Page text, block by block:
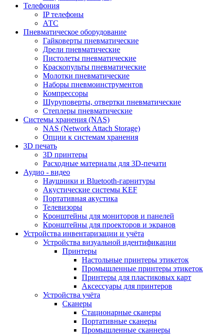
Телефония
IP телефоны
АТС
Пневматическое оборудование
Гайковерты пневматические
Дрели пневматические
Пистолеты пневматические
Краскопульты пневматические
Молотки пневматические
Наборы пневмоинструментов
Компрессоры
Шуруповерты, отвертки пневматические
Степлеры пневматические
Cистемы хранения (NAS)
NAS (Network Attach Storage)
Опции к системам хранения
3D печать
3D принтеры
Расходные материалы для 3D-печати
Аудио - видео
Наушники и Bluetooth-гарнитуры
Акустические системы KEF
Портативная акустика
Телевизоры
Кронштейны для мониторов и панелей
Кронштейны для проекторов и экранов
Устройства инвентаризации и учёта
Устройства визуальной идентификации
Принтеры
Настольные принтеры этикеток
Промышленные принтеры этикеток
Принтеры для пластиковых карт
Аксессуары для принтеров
Устройства учёта
Сканеры
Стационарные сканеры
Портативные сканеры
Промышленные сканнеры